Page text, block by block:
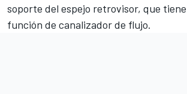
soporte del espejo retrovisor, que
función de canalizador de flujo.